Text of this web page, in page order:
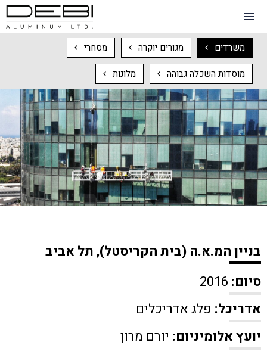
משרדים מגורים יוקרה
מסחרי
מוסדות השכלה גבוהה
מלונות
בניין המ.א.ה (בית הקריסטל), תל אביב
סיום:
אדריכל: פלג אדריכלים
יועץ אלומיניום: יורם מרון